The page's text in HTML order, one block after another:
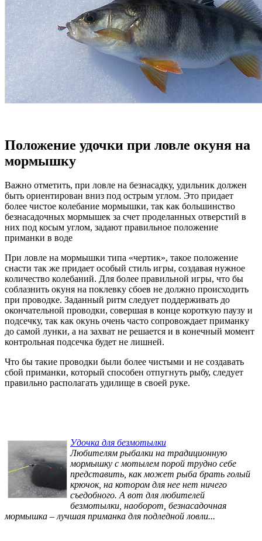
Положение удочки при ловле окуня на
мормышку
Важно отметить, при ловле на безнасадку, удильник должен
быть ориентирован вниз под острым углом. Это придает
более чистое колебание мормышки, так как большинство
безнасадочных мормышек за счет проделанных отверстий в
них под косым углом, задают правильное положение
приманки в воде
При ловле на мормышки типа «чертик», такое положение
снасти так же придает особый стиль игры, создавая нужное
количество колебаний. Для более правильной игры, что бы
соблазнить окуня на поклевку сбоев не должно происходить
при проводке. Заданный ритм следует поддерживать до
окончательной проводки, совершая в конце короткую паузу и
подсечку, так как окунь очень часто сопровождает приманку
до самой лунки, а на захват не решается и в конечный момент
контрольная подсечка будет не лишней.
Что бы такие проводки были более чистыми и не создавать
сбой приманки, который способен отпугнуть рыбу, следует
правильно располагать удилище в своей руке.
Удочка для безмотылки
Любителям рыбалки на традиционную
мормышку с мотылем порой трудно себе
представить, как может рыба брать голый
крючок, на котором для нее нет ничего
съедобного. А вот для любителей
безмотылки, наоборот, безнасадочная
мормышка – лучшая приманка для подледной ловли...